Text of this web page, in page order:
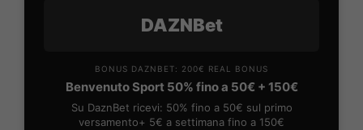
DAZNBet
BONUS DAZNBET: 200€ REAL BONUS
Benvenuto Sport 50% fino a 50€ + 150€
Su DaznBet ricevi: 50% fino a 50€ sul primo
versamento+ 5€ a settimana fino a 150€